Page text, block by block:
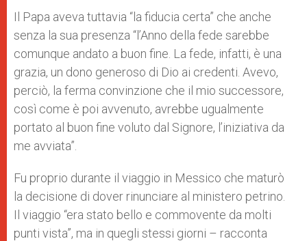
Il Papa aveva tuttavia “la fiducia certa” che anche
senza la sua presenza “l’Anno della fede sarebbe
comunque andato a buon fine. La fede, infatti, è una
grazia, un dono generoso di Dio ai credenti. Avevo,
perciò, la ferma convinzione che il mio successore,
così come è poi avvenuto, avrebbe ugualmente
portato al buon fine voluto dal Signore, l’iniziativa da
me avviata”.
Fu proprio durante il viaggio in Messico che maturò
la decisione di dover rinunciare al ministero petrino.
Il viaggio “era stato bello e commovente da molti
punti vista”, ma in quegli stessi giorni – racconta